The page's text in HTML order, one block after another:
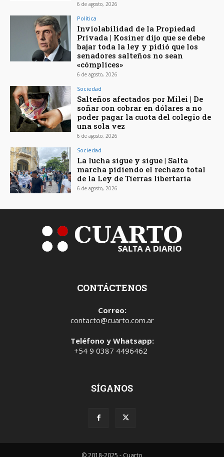
6 de agosto, 2026
Política
Inviolabilidad de la Propiedad
Privada | Kosiner dijo que se debe
bajar toda la ley y pidió que los
senadores salteños no sean
«cómplices»
6 de agosto, 2026
Sociedad
Salteños afectados por Milei | De
soñar con cobrar en dólares a no
poder pagar la cuota del colegio de
una sola vez
6 de agosto, 2026
Sociedad
La lucha sigue y sigue | Salta
marcha pidiendo el rechazo total
de la Ley de Tierras libertaria
6 de agosto, 2026
CONTÁCTENOS
Correo:
contacto@cuarto.com.ar
Teléfono y Whatsapp:
+54 9 0387 4496462
SÍGANOS
© 2018-2025 - Cuarto